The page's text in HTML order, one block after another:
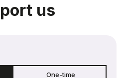
us
One-time